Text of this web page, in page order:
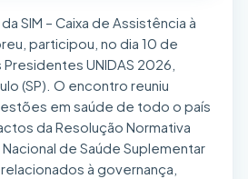
SIM – Caixa de Assistência à
participou, no dia 10 de
UNIDAS 2026,
(SP). O encontro reuniu
em saúde de todo o país
da Resolução Normativa
Nacional de Saúde Suplementar
à governança,